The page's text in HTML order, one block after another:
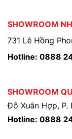
SHOWROOM
731 Lê Hồng
Hotline: 0888
SHOWROOM
Đỗ Xuân Hợp, P.
Hotline: 0888